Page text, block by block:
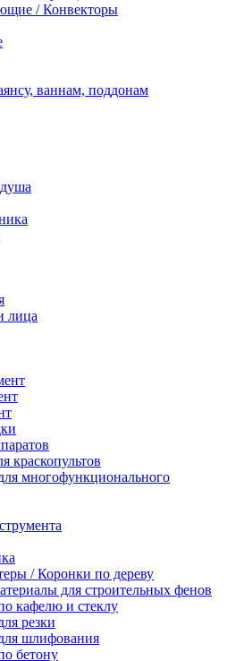
/ Конвекторы
ваннам, поддонам
лица
краскопультов
многофункционального
/ Коронки по дереву
для строительных фенов
кафелю и стеклу
резки
шлифования
бетону